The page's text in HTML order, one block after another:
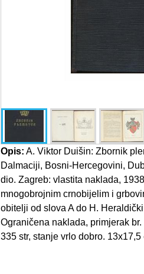
Opis: A. Viktor Duišin: Zbornik
Dalmaciji, Bosni-Hercegovini,
dio. Zagreb: vlastita naklada,
mnogobrojnim crnobijelim i
obitelji od slova A do H.
Ograničena naklada, primjerak
335 str, stanje vrlo dobro. 13x17,5